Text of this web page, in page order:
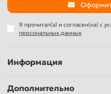
Я прочитал(а) и согласен(на) с
персональных данных
Информация
Дополнительно